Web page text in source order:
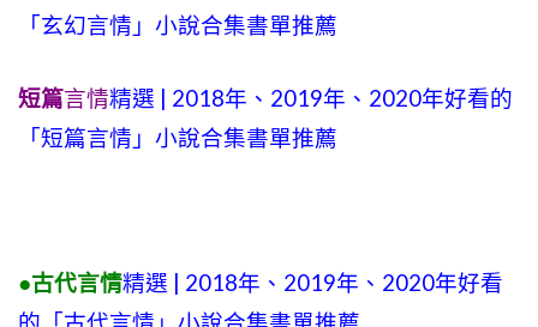
「玄幻言情」小說合集書單推薦
短篇言情精選 | 2018年、2019年、2020年好看的
「短篇言情」小說合集書單推薦
●古代言情精選 | 2018年、2019年、2020年好看